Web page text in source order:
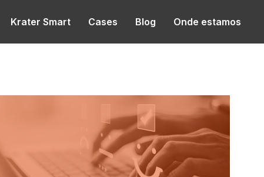
Krater Smart Cases Blog Onde estamos